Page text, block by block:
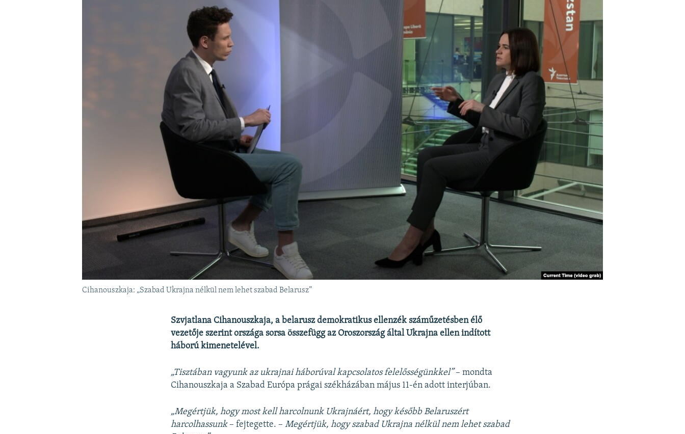
Cihanouszkaja: „Szabad Ukrajna nélkül nem lehet szabad Belarusz”
Szvjatlana Cihanouszkaja, a belarusz demokratikus ellenzék száműzetésben élő
vezetője szerint országa sorsa összefügg az Oroszország által Ukrajna ellen indított
háború kimenetelével.
„Tisztában vagyunk az ukrajnai háborúval kapcsolatos felelősségünkkel”– mondta
Cihanouszkaja a Szabad Európa prágai székházában május 11-én adott interjúban.
„Megértjük, hogy most kell harcolnunk Ukrajnáért, hogy később Belaruszért
harcolhassunk– fejtegette. –Megértjük, hogy szabad Ukrajna nélkül nem lehet szabad